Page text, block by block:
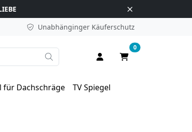
Unabhänginger Käuferschutz
Suche Anmelden / Registrieren
Warenkorb
0
für Dachschräge
TV Spiegel